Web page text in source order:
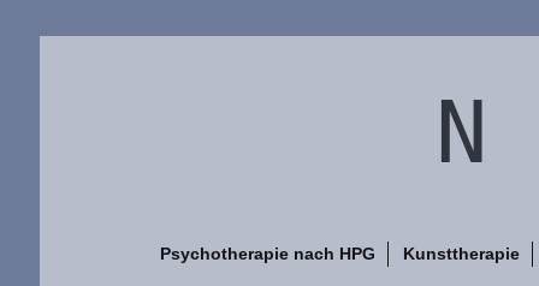
N
Psychotherapie nach HPG Kunsttherapie